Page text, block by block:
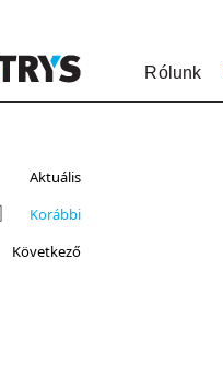
Rólunk
Aktuális
Korábbi
Következő